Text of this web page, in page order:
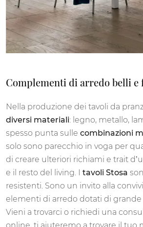
Complementi di arredo belli e
Nella produzione dei tavoli da
diversi materiali: legno, metallo,
spesso punta sulle combinazioni
solo sono parecchio in voga per
di creare ulteriori richiami e trait
e il resto del living. I tavoli Stosa
resistenti. Sono un invito alla
elementi di arredo dotati di grande
Vieni a trovarci o richiedi una